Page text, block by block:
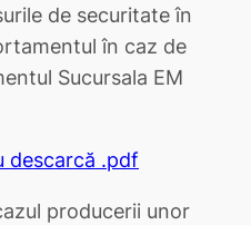
de securitate în
în caz de
Sucursala EM
descarcă .pdf
producerii unor